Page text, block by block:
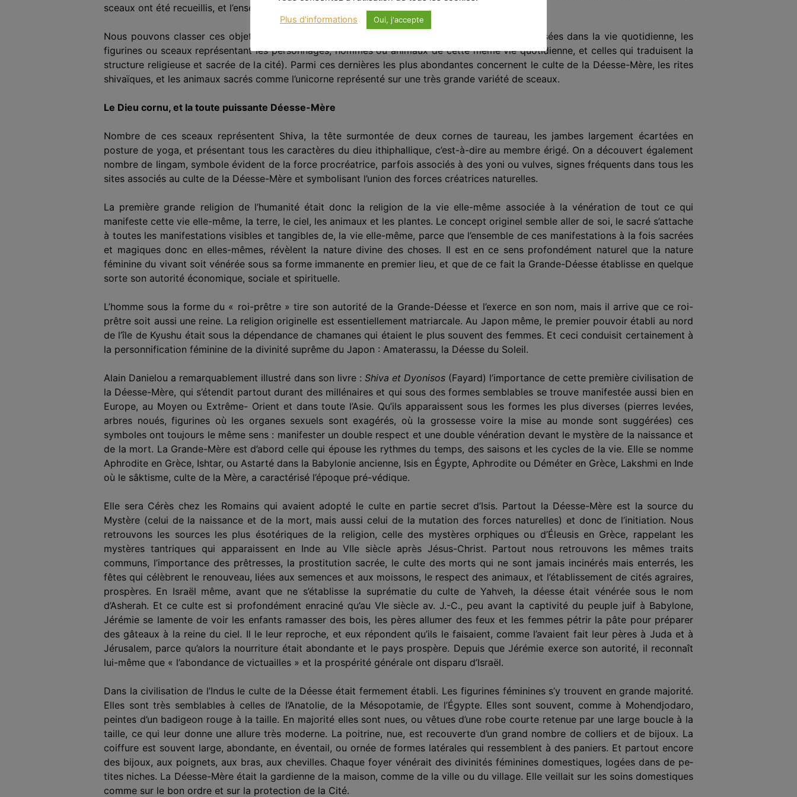
sceaux ont été recueillis, et l’ensemble de ces documents permettent d’apprécier le tout.
Nous pouvons classer ces objets selon leur caractère strictement utilitaire (les cérami­ques utilisées dans la vie quotidienne, les
figurines ou sceaux représentant les person­nages, hommes ou animaux de cette même vie quotidienne, et celles qui traduisent la
structure religieuse et sacrée de la cité). Parmi ces dernières les plus abondantes concernent le culte de la Déesse-Mère, les rites
shivaïques, et les animaux sacrés comme l’unicorne représenté sur une très grande variété de sceaux.
Le Dieu cornu, et la toute puissante Déesse-Mère
Nombre de ces sceaux représentent Shiva, la tête surmontée de deux cornes de taureau, les jambes largement écartées en
posture de yoga, et présentant tous les caractères du dieu ithiphallique, c’est-à-dire au membre érigé. On a découvert également
nombre de lingam, symbole évident de la force procréa­trice, parfois associés à des yoni ou vulves, signes fréquents dans tous les
sites associés au culte de la Déesse-Mère et symbolisant l’union des forces créatrices naturelles.
La première grande religion de l’humanité était donc la religion de la vie elle-même associée à la vénération de tout ce qui
manifeste cette vie elle-même, la terre, le ciel, les animaux et les plantes. Le concept originel semble aller de soi, le sacré s’attache
à toutes les manifestations visibles et tan­gibles de, la vie elle-même, parce que l’ensemble de ces manifestations à la fois sacrées
et magiques donc en elles-mêmes, révèlent la nature divine des choses. Il est en ce sens profondément naturel que la nature
féminine du vivant soit vénérée sous sa forme immanente en premier lieu, et que de ce fait la Grande-Déesse établisse en quelque
sorte son autorité économique, sociale et spiri­tuelle.
L’homme sous la forme du « roi-prêtre » tire son autorité de la Grande-Déesse et l’exerce en son nom, mais il arrive que ce roi-
prêtre soit aussi une reine. La religion originelle est essentiellement matriarcale. Au Japon même, le premier pouvoir établi au nord
de l’île de Kyushu était sous la dépendance de chamanes qui étaient le plus souvent des femmes. Et ceci conduisit certai­nement à
la personnification féminine de la divinité suprême du Japon : Amaterassu, la Déesse du Soleil.
Alain Danielou a remarquablement il­lustré dans son livre : Shiva et Dyonisos (Fayard) l’importance de cette première civi­lisation de
la Déesse-Mère, qui s’étendit partout durant des millénaires et qui sous des formes semblables se trouve manifestée aussi bien en
Europe, au Moyen ou Extrême- Orient et dans toute l’Asie. Qu’ils apparais­sent sous les formes les plus diverses (pierres levées,
arbres noués, figurines où les organes sexuels sont exagérés, où la grossesse voire la mise au monde sont suggérées) ces
symboles ont toujours le même sens : manifester un double respect et une double vénération devant le mystère de la naissance et
de la mort. La Grande-Mère est d’abord celle qui épouse les rythmes du temps, des saisons et les cycles de la vie. Elle se nomme
Aphrodite en Grèce, Ishtar, ou Astarté dans la Baby­lonie ancienne, Isis en Égypte, Aphrodite ou Déméter en Grèce, Lakshmi en Inde
où le sâktisme, culte de la Mère, a caractérisé l’époque pré-védique.
Elle sera Cérès chez les Romains qui avaient adopté le culte en partie secret d’Isis. Partout la Déesse-Mère est la source du
Mystère (celui de la naissance et de la mort, mais aussi celui de la mutation des forces naturelles) et donc de l’initiation. Nous
retrouvons les sources les plus ésotériques de la religion, celle des mystères orphiques ou d’Éleusis en Grèce, rappelant les
mystères tantriques qui apparaissent en Inde au VIIe siècle après Jésus-Christ. Partout nous retrouvons les mêmes traits
communs, l’importance des prêtresses, la prostitution sacrée, le culte des morts qui ne sont jamais incinérés mais enterrés, les
fêtes qui célè­brent le renouveau, liées aux semences et aux moissons, le respect des animaux, et l’établissement de cités agraires,
prospères. En Israël même, avant que ne s’établisse la suprématie du culte de Yahveh, la déesse était vénérée sous le nom
d’Asherah. Et ce culte est si profondément enraciné qu’au VIe siècle av. J.-C., peu avant la captivité du peuple juif à Babylone,
Jérémie se lamente de voir les enfants ramasser des bois, les pères allumer des feux et les femmes pétrir la pâte pour préparer
des gâteaux à la reine du ciel. Il le leur reproche, et eux répondent qu’ils le faisaient, comme l’avaient fait leur pères à Juda et à
Jérusalem, parce qu’alors la nourriture était abondante et le pays pros­père. Depuis que Jérémie exerce son auto­rité, il reconnaît
lui-même que « l’abondance de victuailles » et la prospérité générale ont disparu d’Israël.
Dans la civilisation de l’Indus le culte de la Déesse était fermement établi. Les figurines féminines s’y trouvent en grande majorité.
Elles sont très semblables à celles de l’Anatolie, de la Mésopotamie, de l’Égypte. Elles sont souvent, comme à Mohendjodaro,
peintes d’un badigeon rouge à la taille. En majorité elles sont nues, ou vêtues d’une robe courte retenue par une large boucle à la
taille, ce qui leur donne une allure très moderne. La poitrine, nue, est recouverte d’un grand nombre de colliers et de bijoux. La
coiffure est souvent large, abondante, en éventail, ou ornée de formes latérales qui ressemblent à des paniers. Et partout encore
des bijoux, aux poignets, aux bras, aux chevilles. Chaque foyer vénérait des divinités féminines domestiques, logées dans de pe­
tites niches. La Déesse-Mère était la gar­dienne de la maison, comme de la ville ou du village. Elle veillait sur les soins domestiques
comme sur le bon ordre et sur la protection de la Cité.
Plus d'informations Oui, j'accepte